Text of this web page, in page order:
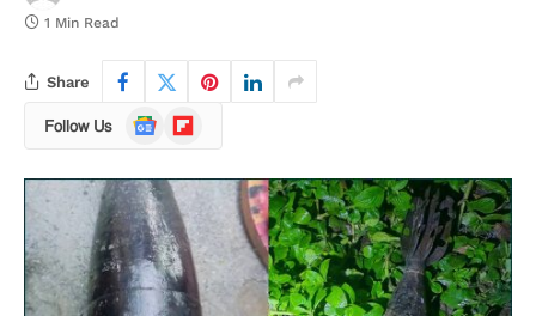
1 Min Read
Share
Follow Us
Google
News
Flipboard